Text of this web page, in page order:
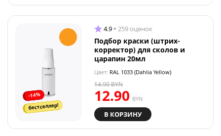
-14%
бестселлер!
4.9 259 оценок
Подбор краски (штрих-
корректор) для сколов и
царапин 20мл
Цвет: RAL 1033 (Dahlia Yellow)
12.90 BYN
14.90BYN
В КОРЗИНУ